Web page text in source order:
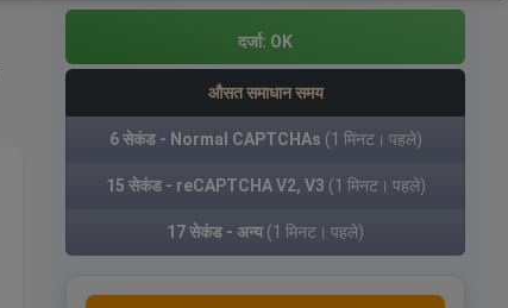
दर्जा: OK
औसत समाधान समय
6 सेकंड - Normal CAPTCHAs (1 मिनट। पहले)
15 सेकंड - reCAPTCHA V2, V3 (1 मिनट। पहले)
17 सेकंड - अन्य(1 मिनट। पहले)